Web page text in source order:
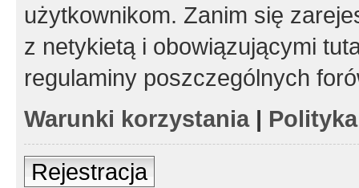
użytkownikom. Zanim się
z netykietą i obowiązującymi
regulaminy poszczególnych
Warunki korzystania|
Rejestracja